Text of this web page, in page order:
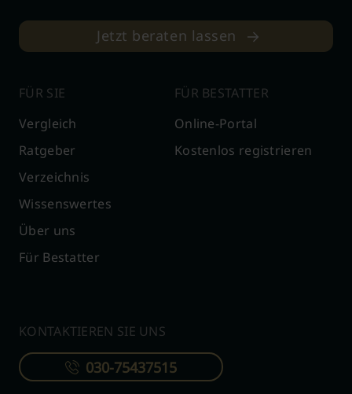
Jetzt beraten lassen
FÜR SIE
Vergleich
Ratgeber
Verzeichnis
Wissenswertes
Über uns
Für Bestatter
FÜR BESTATTER
Online-Portal
Kostenlos registrieren
KONTAKTIEREN SIE UNS
030-75437515